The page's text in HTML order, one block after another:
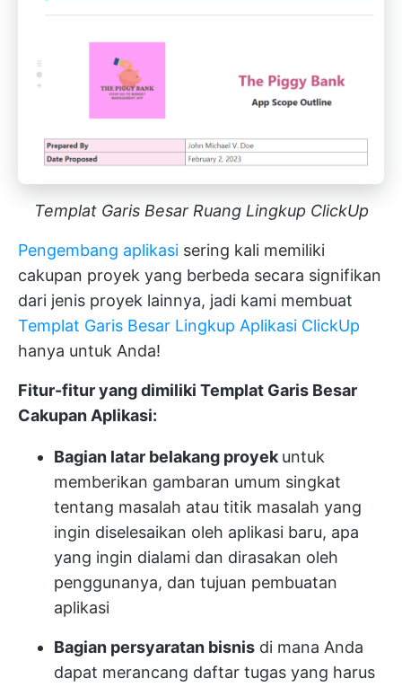
Templat Garis Besar Ruang Lingkup ClickUp
Pengembang aplikasi sering kali memiliki
cakupan proyek yang berbeda secara signifikan
dari jenis proyek lainnya, jadi kami membuat
Templat Garis Besar Lingkup Aplikasi ClickUp
hanya untuk Anda!
Fitur-fitur yang dimiliki Templat Garis Besar
Cakupan Aplikasi:
Bagian latar belakang proyek untuk
memberikan gambaran umum singkat
tentang masalah atau titik masalah yang
ingin diselesaikan oleh aplikasi baru, apa
yang ingin dialami dan dirasakan oleh
penggunanya, dan tujuan pembuatan
aplikasi
Bagian persyaratan bisnis di mana Anda
dapat merancang daftar tugas yang harus